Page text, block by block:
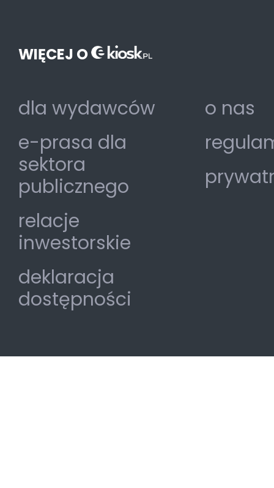
WIĘCEJ O
dla wydawców
e-prasa dla
sektora
publicznego
relacje
inwestorskie
deklaracja
dostępności
o nas